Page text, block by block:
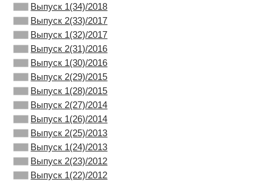
Выпуск 1(34)/2018
Выпуск 2(33)/2017
Выпуск 1(32)/2017
Выпуск 2(31)/2016
Выпуск 1(30)/2016
Выпуск 2(29)/2015
Выпуск 1(28)/2015
Выпуск 2(27)/2014
Выпуск 1(26)/2014
Выпуск 2(25)/2013
Выпуск 1(24)/2013
Выпуск 2(23)/2012
Выпуск 1(22)/2012